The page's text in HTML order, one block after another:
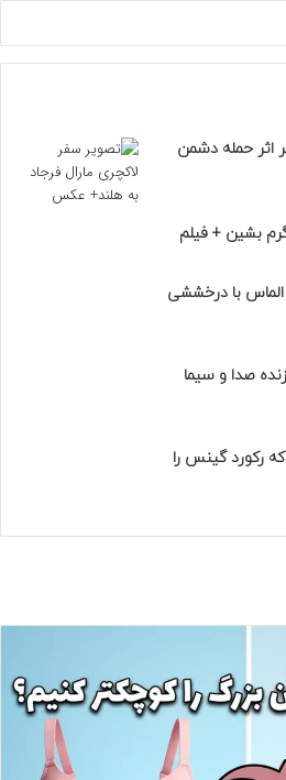
اثر حمله دشمن
بشین + فیلم
الماس با درخششی
صدا و سیما
که رکورد گینس را